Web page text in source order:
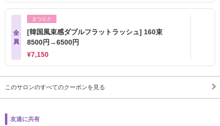
全
員
まつエク
[韓国風束感ダブルフラットラッシュ] 160束
8500円→6500円
¥7,150
このサロンのすべてのクーポンを見る
友達に共有